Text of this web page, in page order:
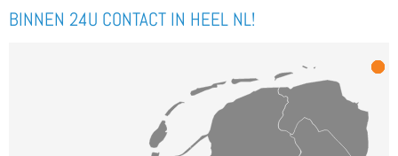
BINNEN 24U CONTACT IN HEEL NL!